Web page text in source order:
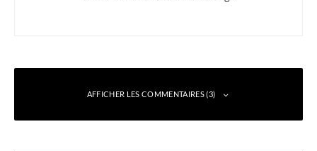
AFFICHER LES COMMENTAIRES (3)